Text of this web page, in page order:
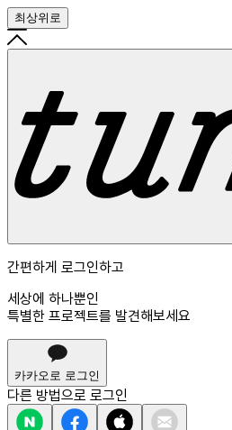
최상위로
간편하게 로그인하고
세상에 하나뿐인
특별한 프로젝트를 발견해보세요
카카오로 로그인
다른 방법으로 로그인